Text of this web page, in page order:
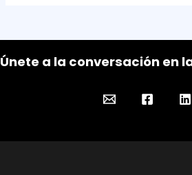
Únete a la conversación en